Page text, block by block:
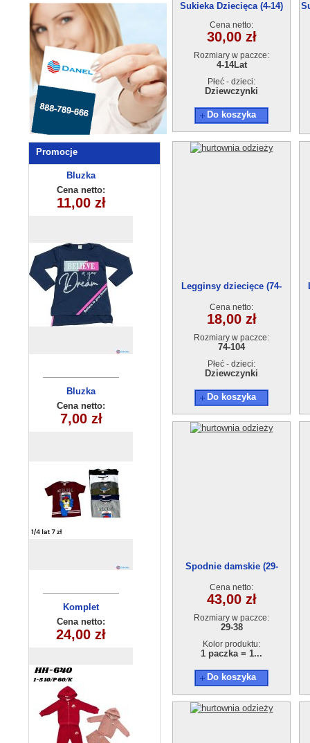
Promocje
Bluzka
dziewczęca
(9-12) 4szt
Cena netto:
11,00 zł
Bluzka
chłopięca
(1-4) 4szt
Cena netto:
7,00 zł
Komplet
dziecięcy
HH-640(1-5)
10szt
Cena netto:
24,00 zł
Legginsy
dziewczęce
(12-16) 4szt
Cena netto:
8,50 zł
Bluza
dziewczęca
270625-7(6-16)
Cena netto:
35,00 zł
Komplet
niemowlęcy
5559 (6-24m)
4szt
Cena netto:
17,00 zł
Sukieka Dziecięca (4-14)
Cena netto:
30,00 zł
Rozmiary w paczce:
4-14Lat
Płeć - dzieci:
Dziewczynki
Do koszyka
Legginsy dziecięce (74-
Cena netto:
18,00 zł
Rozmiary w paczce:
74-104
Płeć - dzieci:
Dziewczynki
Do koszyka
Spodnie damskie (29-
Cena netto:
43,00 zł
Rozmiary w paczce:
29-38
Kolor produktu:
1 paczka = 1...
Do koszyka